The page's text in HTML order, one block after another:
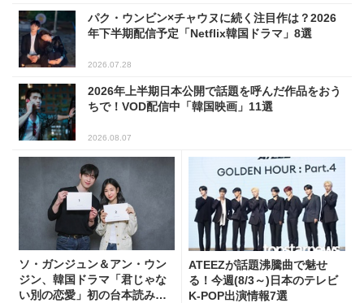
パク・ウンビン×チャウヌに続く注目作は？2026
年下半期配信予定「Netflix韓国ドラマ」8選
2026.07.28
2026年上半期日本公開で話題を呼んだ作品をおう
ちで！VOD配信中「韓国映画」11選
2026.08.07
ソ・ガンジュン＆アン・ウン
ジン、韓国ドラマ「君じゃな
い別の恋愛」初の台本読み合
ATEEZが話題沸騰曲で魅せ
る！今週(8/3～)日本のテレビ
K-POP出演情報7選